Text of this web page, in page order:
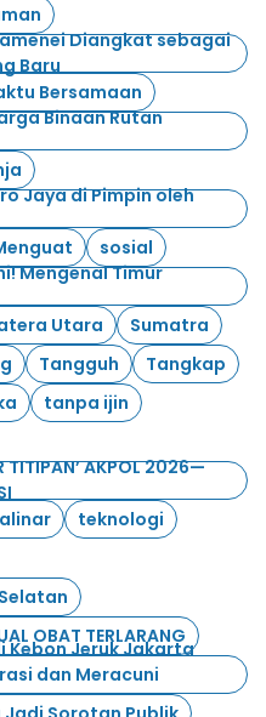
Diangkat sebagai
Baru
Bersamaan
Binaan Rutan
Jaya di Pimpin oleh
sosial
Mengenal Timur
Utara
Sumatra
Tangguh
Tangkap
tanpa ijin
TITIPAN’ AKPOL 2026—
teknologi
OBAT TERLARANG
Kebon Jeruk Jakarta
dan Meracuni